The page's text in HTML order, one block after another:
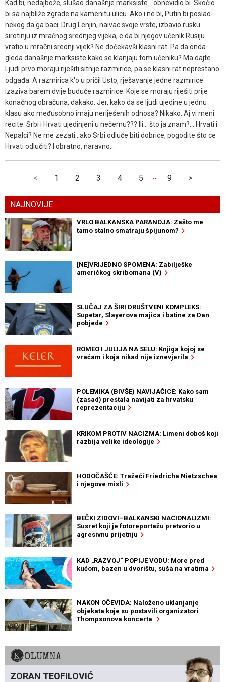
Kad bi, nedajbože, slušao današnje marksiste - obnevidio bi. Skočio
bi sa najbliže zgrade na kamenitu ulicu. Ako i ne bi, Putin bi poslao
nekog da ga baci. Drug Lenjin, naivac svoje vrste, izbavio rusku
sirotinju iz mračnog srednjeg vijeka, e da bi njegov učenik Rusiju
vratio u mračni srednji vijek? Ne dočekavši klasni rat. Pa da onda
gleda današnje marksiste kako se klanjaju tom učeniku? Ma dajte...
Ljudi prvo moraju riješiti sitnije razmirice, pa se klasni rat neprestano
odgađa. A razmirica k'o u priči! Usto, rješavanje jedne razmirice
izaziva barem dvije buduće razmirice. Koje se moraju riješiti prije
konačnog obračuna, dakako. Jer, kako da se ljudi ujedine u jednu
klasu ako međusobno imaju neriješenih odnosa? Nikako. Aj vi meni
recite: Srbi i Hrvati ujedinjeni u nečemu??? Ili... što ja znam?... Hrvati i
Nepalci? Ne me zezati...ako Srbi odluče biti dobrice, pogodite što ce
Hrvati odlučiti? I obratno, naravno...
< 1 2 3 4 5 … 9 >
NAJNOVIJE
VRLO BALKANSKA PARANOJA: Zašto me
tamo stalno smatraju špijunom?
[NE]VRIJEDNO SPOMENA: Zabilješke
američkog skribomana (V)
SLUČAJ ZA ŠIRI DRUŠTVENI KOMPLEKS:
Supetar, Slayerova majica i batine za Dan
pobjede
ROMEO I JULIJA NA SELU: Knjiga kojoj se
vraćam i koja nikad nije iznevjerila
POLEMIKA (BIVŠE) NAVIJAČICE: Kako sam
(zasad) prestala navijati za hrvatsku
reprezentaciju
KRIKOM PROTIV NACIZMA: Limeni doboš koji
razbija velike ideologije
HODOČAŠĆE: Tražeći Friedricha Nietzschea
i njegove misli
BEČKI ZIDOVI–BALKANSKI NACIONALIZMI:
Susret koji je fotoreportažu pretvorio u
agresivnu prijetnju
KAD „RAZVOJ“ POPIJE VODU: More pred
kućom, bazen u dvorištu, suša na vratima
NAKON OČEVIDA: Naloženo uklanjanje
objekata koje su postavili organizatori
Thompsonova koncerta
KOLUMNA
ZORAN TEOFILOVIĆ